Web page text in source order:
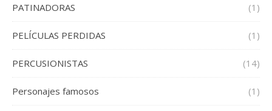
PATINADORAS (1)
PELÍCULAS PERDIDAS (1)
PERCUSIONISTAS (14)
Personajes famosos (1)